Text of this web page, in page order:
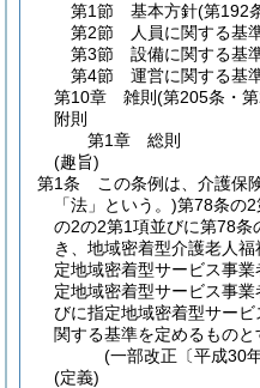
第1節
基本方針(第192
第2節
人員に関する基
第3節
設備に関する基
第4節
運営に関する基
第10章
雑則 (第205条・
附則
第1章
総則
(趣旨)
第1条
この条例は、介護保
「法」という。)第78条の
の2の2第1項並びに第78
き、地域密着型介護老人
定地域密着型サービス事
定地域密着型サービス事
びに指定地域密着型サー
関する基準を定めるものと
(一部改正〔平成30
(定義)